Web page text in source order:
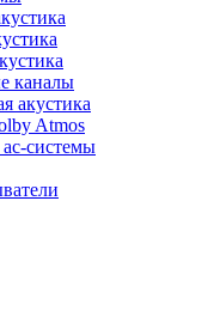
каналы
акустика
Atmos
системы